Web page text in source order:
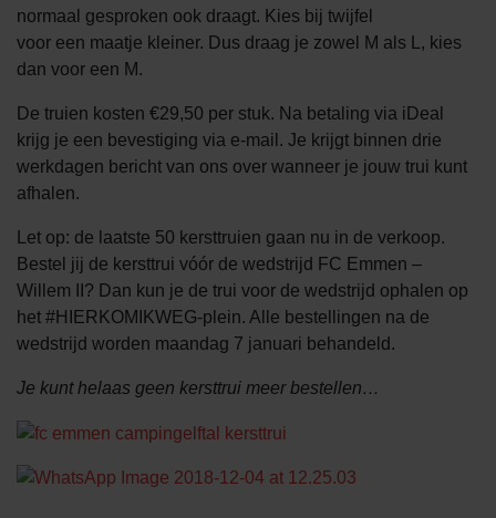
normaal gesproken ook draagt. Kies bij twijfel
voor een maatje kleiner. Dus draag je zowel M als L, kies
dan voor een M.
De truien kosten €29,50 per stuk. Na betaling via iDeal
krijg je een bevestiging via e-mail. Je krijgt binnen drie
werkdagen bericht van ons over wanneer je jouw trui kunt
afhalen.
Let op: de laatste 50 kersttruien gaan nu in de verkoop.
Bestel jij de kersttrui vóór de wedstrijd FC Emmen –
Willem II? Dan kun je de trui voor de wedstrijd ophalen op
het #HIERKOMIKWEG-plein. Alle bestellingen na de
wedstrijd worden maandag 7 januari behandeld.
Je kunt helaas geen kersttrui meer bestellen…